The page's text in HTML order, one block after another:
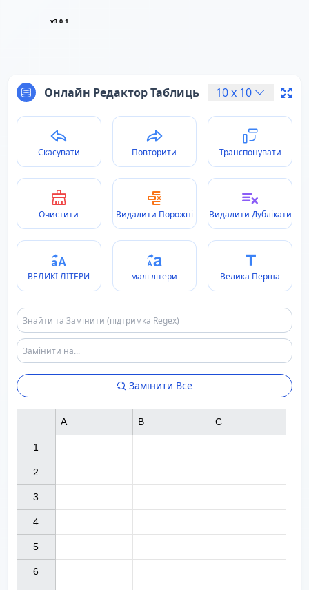
v3.0.1
Онлайн Редактор Таблиць 10x 10
Скасувати Повторити Транспонувати
Очистити Видалити Порожні Видалити Дублікати
ВЕЛИКІ ЛІТЕРИ малі літери Велика Перша
Замінити Все
1
2
3
4
5
6
A B C